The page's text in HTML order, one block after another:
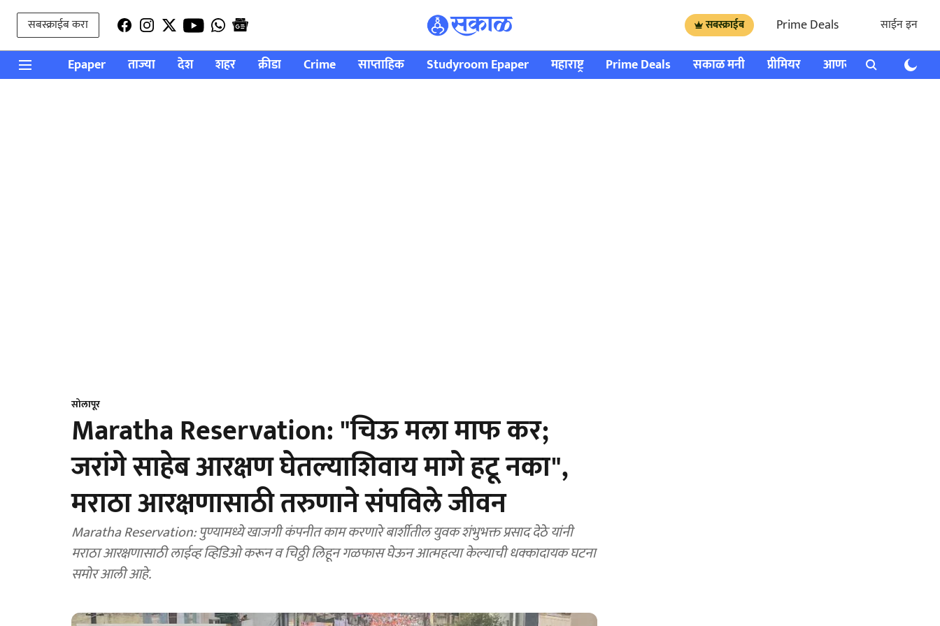
सबस्क्राईब करा सबस्क्राईब Prime Deals साईन इन
Epaper ताज्या देश शहर क्रीडा Crime साप्ताहिक Studyroom Epaper महाराष्ट्र Prime Deals सकाळ मनी प्रीमियर आणखी राशी भविष्य
सोलापूर
Maratha Reservation: "चिऊ मला माफ कर;
जरांगे साहेब आरक्षण घेतल्याशिवाय मागे हटू नका",
मराठा आरक्षणासाठी तरुणाने संपविले जीवन
Maratha Reservation: पुण्यामध्ये खाजगी कंपनीत काम करणारे बार्शीतील युवक शंभुभक्त प्रसाद देठे यांनी
मराठा आरक्षणासाठी लाईव्ह व्हिडिओ करून व चिठ्ठी लिहून गळफास घेऊन आत्महत्या केल्याची धक्कादायक घटना
समोर आली आहे.